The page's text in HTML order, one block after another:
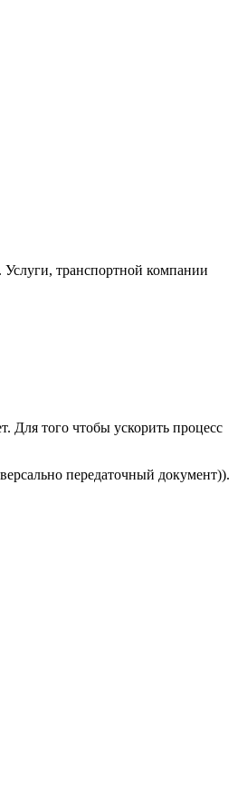
транспортной компании
Для того чтобы ускорить процесс
передаточный документ)).